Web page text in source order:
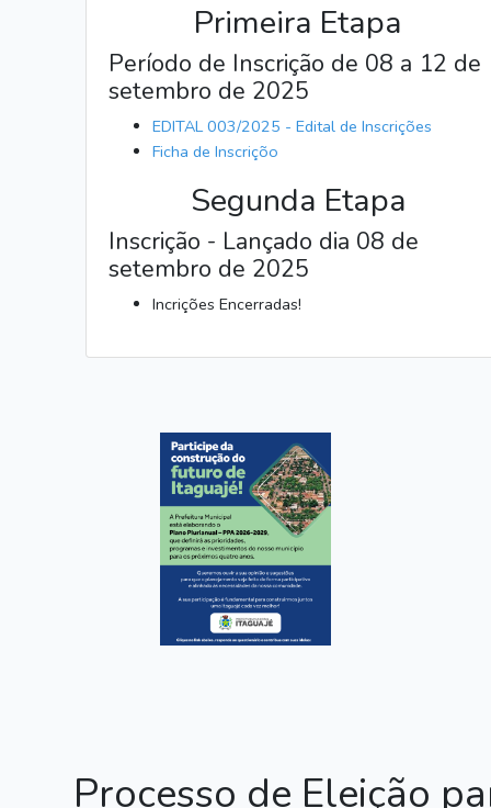
Primeira Etapa
Período de Inscrição de 08 a 12 de
setembro de 2025
EDITAL 003/2025 - Edital de Inscrições
Ficha de Inscriçõo
Segunda Etapa
Inscrição - Lançado dia 08 de
setembro de 2025
Incrições Encerradas!
Processo de Eleição